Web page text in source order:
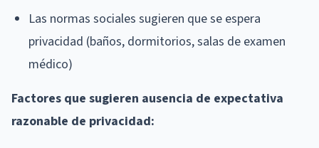
Las normas sociales sugieren que se espera
privacidad (baños, dormitorios, salas de examen
médico)
Factores que sugieren ausencia de expectativa
razonable de privacidad: